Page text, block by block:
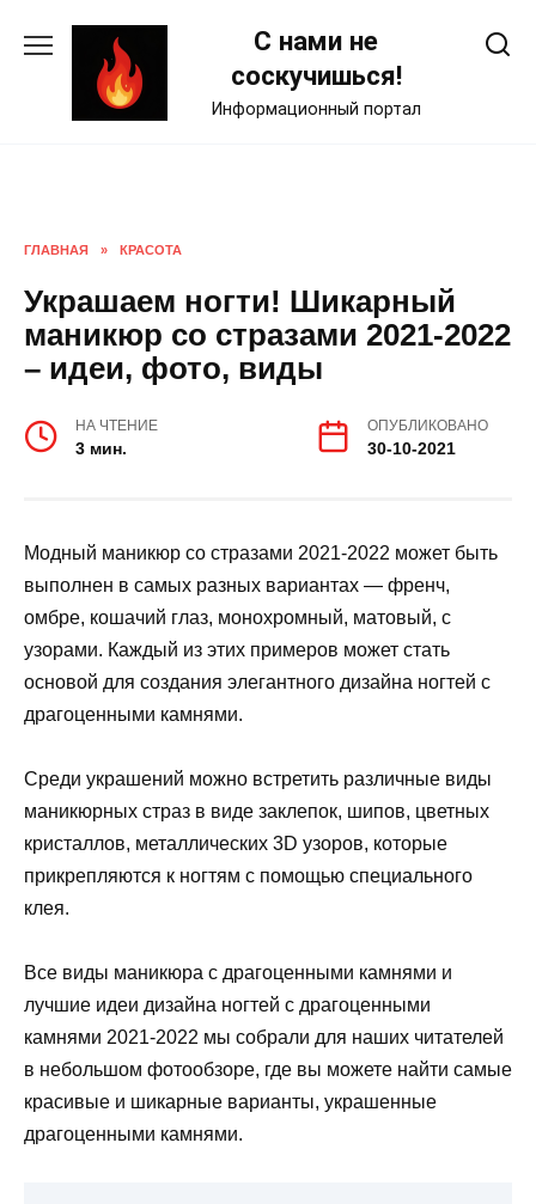
С нами не
соскучишься!
Информационный портал
ГЛАВНАЯ » КРАСОТА
Украшаем ногти! Шикарный
маникюр со стразами 2021-2022
– идеи, фото, виды
НА ЧТЕНИЕ
3 мин.
ОПУБЛИКОВАНО
30-10-2021
Модный маникюр со стразами 2021-2022 может быть
выполнен в самых разных вариантах — френч,
омбре, кошачий глаз, монохромный, матовый, с
узорами. Каждый из этих примеров может стать
основой для создания элегантного дизайна ногтей с
драгоценными камнями.
Среди украшений можно встретить различные виды
маникюрных страз в виде заклепок, шипов, цветных
кристаллов, металлических 3D узоров, которые
прикрепляются к ногтям с помощью специального
клея.
Все виды маникюра с драгоценными камнями и
лучшие идеи дизайна ногтей с драгоценными
камнями 2021-2022 мы собрали для наших читателей
в небольшом фотообзоре, где вы можете найти самые
красивые и шикарные варианты, украшенные
драгоценными камнями.